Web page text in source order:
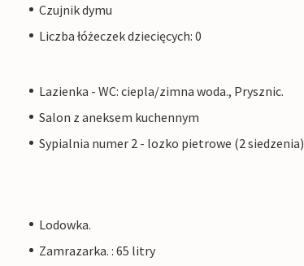
Czujnik dymu
Liczba łóżeczek dziecięcych: 0
Lazienka - WC: ciepla/zimna woda., Prysznic.
Salon z aneksem kuchennym
Sypialnia numer 2 - lozko pietrowe (2 siedzenia)
Lodowka.
Zamrazarka. : 65 litry